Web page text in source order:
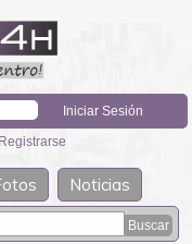
Registrarse
Noticias